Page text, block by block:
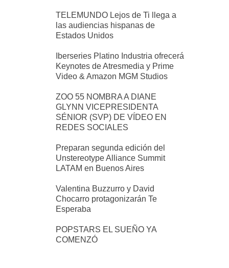
TELEMUNDO Lejos de Ti llega a
las audiencias hispanas de
Estados Unidos
Iberseries Platino Industria ofrecerá
Keynotes de Atresmedia y Prime
Video & Amazon MGM Studios
ZOO 55 NOMBRA A DIANE
GLYNN VICEPRESIDENTA
SÉNIOR (SVP) DE VÍDEO EN
REDES SOCIALES
Preparan segunda edición del
Unstereotype Alliance Summit
LATAM en Buenos Aires
Valentina Buzzurro y David
Chocarro protagonizarán Te
Esperaba
POPSTARS EL SUEÑO YA
COMENZÓ